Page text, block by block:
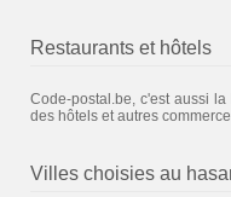
Restaurants et hôtels
Code-postal.be, c'est aussi la
des hôtels et autres
Villes choisies au